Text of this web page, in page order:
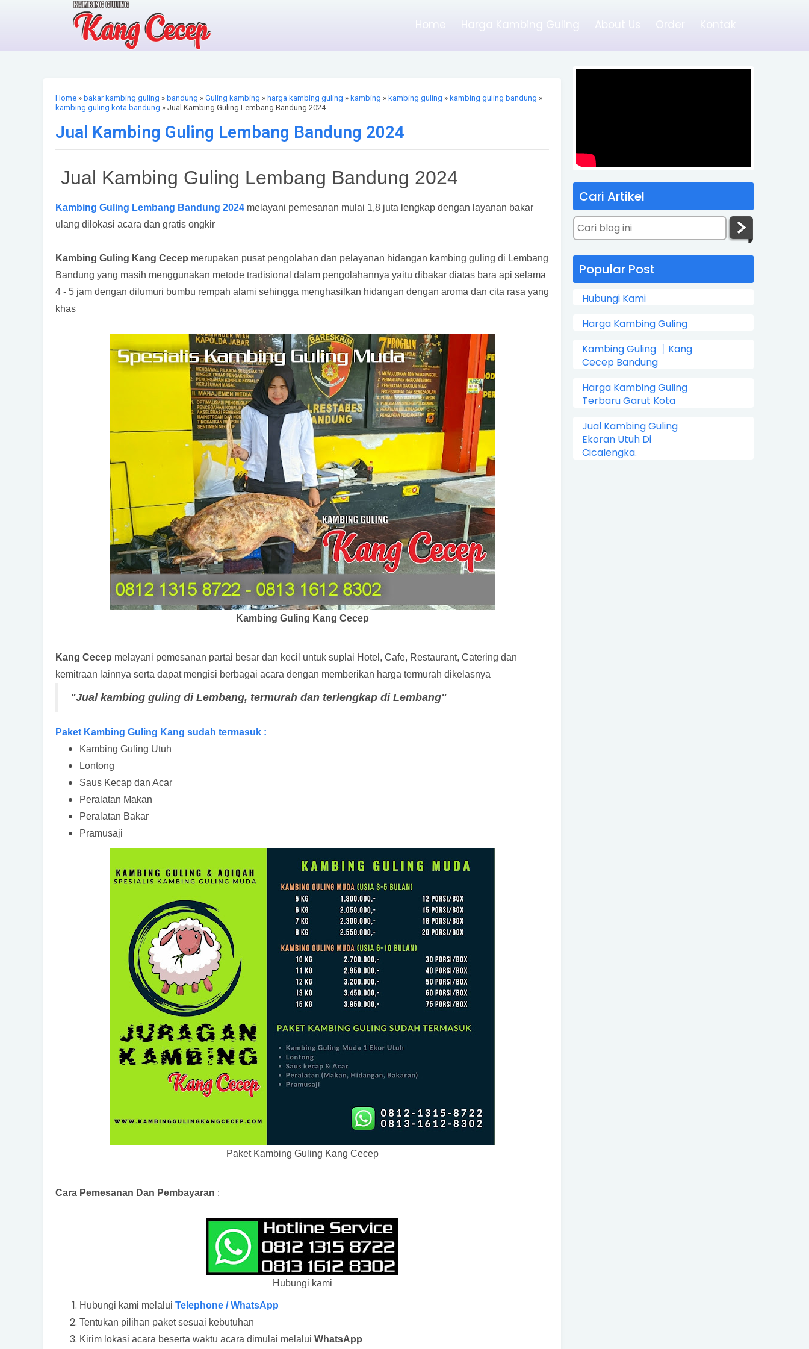
Home Harga Kambing Guling About Us Order Kontak
Home » bakar kambing guling » bandung » Guling kambing » harga kambing guling » kambing » kambing guling » kambing guling bandung »
kambing guling kota bandung » Jual Kambing Guling Lembang Bandung 2024
Jual Kambing Guling Lembang Bandung 2024
Jual Kambing Guling Lembang Bandung 2024
Kambing Guling Lembang Bandung 2024 melayani pemesanan mulai 1,8 juta lengkap dengan layanan bakar
ulang dilokasi acara dan gratis ongkir
Kambing Guling Kang Cecep merupakan pusat pengolahan dan pelayanan hidangan kambing guling di Lembang
Bandung yang masih menggunakan metode tradisional dalam pengolahannya yaitu dibakar diatas bara api selama
4 - 5 jam dengan dilumuri bumbu rempah alami sehingga menghasilkan hidangan dengan aroma dan cita rasa yang
khas
Kambing Guling Kang Cecep
Kang Cecep melayani pemesanan partai besar dan kecil untuk suplai Hotel, Cafe, Restaurant, Catering dan
kemitraan lainnya serta dapat mengisi berbagai acara dengan memberikan harga termurah dikelasnya
"Jual kambing guling di Lembang, termurah dan terlengkap di Lembang"
Paket Kambing Guling Kang sudah termasuk :
Kambing Guling Utuh
Lontong
Saus Kecap dan Acar
Peralatan Makan
Peralatan Bakar
Pramusaji
Paket Kambing Guling Kang Cecep
Cara Pemesanan Dan Pembayaran :
Hubungi kami
Hubungi kami melalui Telephone / WhatsApp
Tentukan pilihan paket sesuai kebutuhan
Kirim lokasi acara beserta waktu acara dimulai melalui WhatsApp
Cari Artikel
Popular Post
Hubungi Kami
Harga Kambing Guling
Kambing Guling 丨Kang
Cecep Bandung
Harga Kambing Guling
Terbaru Garut Kota
Jual Kambing Guling
Ekoran Utuh Di
Cicalengka.